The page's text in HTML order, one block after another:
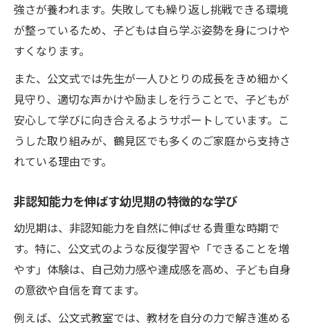
子どもの成長をサポートする地域の力
幼児非認知能力を地域で伸ばす意義
鶴見区の発達支援教室と家庭の連携方法
口コミやレビューに見る地域支援の実際
職員紹介から伝わる安心感と信頼の理由
幼児発達を支える地域ネットワークの活用
強さが養われます。失敗しても繰り返し挑戦できる環境
が整っているため、子どもは自ら学ぶ姿勢を身につけや
すくなります。
また、公文式では先生が一人ひとりの成長をきめ細かく
見守り、適切な声かけや励ましを行うことで、子どもが
安心して学びに向き合えるようサポートしています。こ
うした取り組みが、鶴見区でも多くのご家庭から支持さ
れている理由です。
非認知能力を伸ばす幼児期の特徴的な学び
幼児期は、非認知能力を自然に伸ばせる貴重な時期で
す。特に、公文式のような反復学習や「できることを増
やす」体験は、自己効力感や達成感を高め、子ども自身
の意欲や自信を育てます。
例えば、公文式教室では、教材を自分の力で解き進める